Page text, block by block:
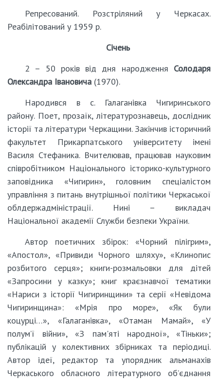
Репресований. Розстріляний у Черкасах.
Реабілітований у 1959 р.
Січень
2 – 50 років від дня народження Солодаря
Олександра Івановича (1970).
Народився в с. Галаганівка Чигиринського
району. Поет, прозаїк, літературознавець, дослідник
історії та літератури Черкащини. Закінчив історичний
факультет Прикарпатського університету імені
Василя Стефаника. Вчителював, працював науковим
співробітником Національного історико-культурного
заповідника «Чигирин», головним спеціалістом
управління з питань внутрішньої політики Черкаської
облдержадміністрації. Нині – викладач
Національної академії Служби безпеки України.
Автор поетичних збірок: «Чорний пілігрим»,
«Апостол», «Привиди Чорного шляху», «Клинопис
розбитого серця»; книги-розмальовки для дітей
«Запросини у казку»; книг краєзнавчої тематики
«Нариси з історії Чигиринщини» та серії «Невідома
Чигиринщина»: «Мрія про море», «Як були
коцурці…», «Галаганівка», «Отаман Мамай», «У
полум’ї війни», «З пам'яті народної», «Тіньки»;
публікацій у колективних збірниках та періодиці.
Автор ідеї, редактор та упорядник альманахів
Черкаського обласного літературного об’єднання